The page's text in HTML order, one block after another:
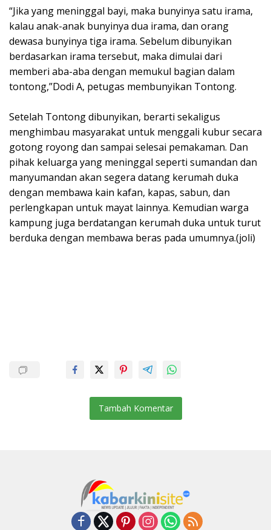
“Jika yang meninggal bayi, maka bunyinya satu irama,
kalau anak-anak bunyinya dua irama, dan orang
dewasa bunyinya tiga irama. Sebelum dibunyikan
berdasarkan irama tersebut, maka dimulai dari
memberi aba-aba dengan memukul bagian dalam
tontong,”Dodi A, petugas membunyikan Tontong.
Setelah Tontong dibunyikan, berarti sekaligus
menghimbau masyarakat untuk menggali kubur secara
gotong royong dan sampai selesai pemakaman. Dan
pihak keluarga yang meninggal seperti sumandan dan
manyumandan akan segera datang kerumah duka
dengan membawa kain kafan, kapas, sabun, dan
perlengkapan untuk mayat lainnya. Kemudian warga
kampung juga berdatangan kerumah duka untuk turut
berduka dengan membawa beras pada umumnya.(joli)
Tambah Komentar